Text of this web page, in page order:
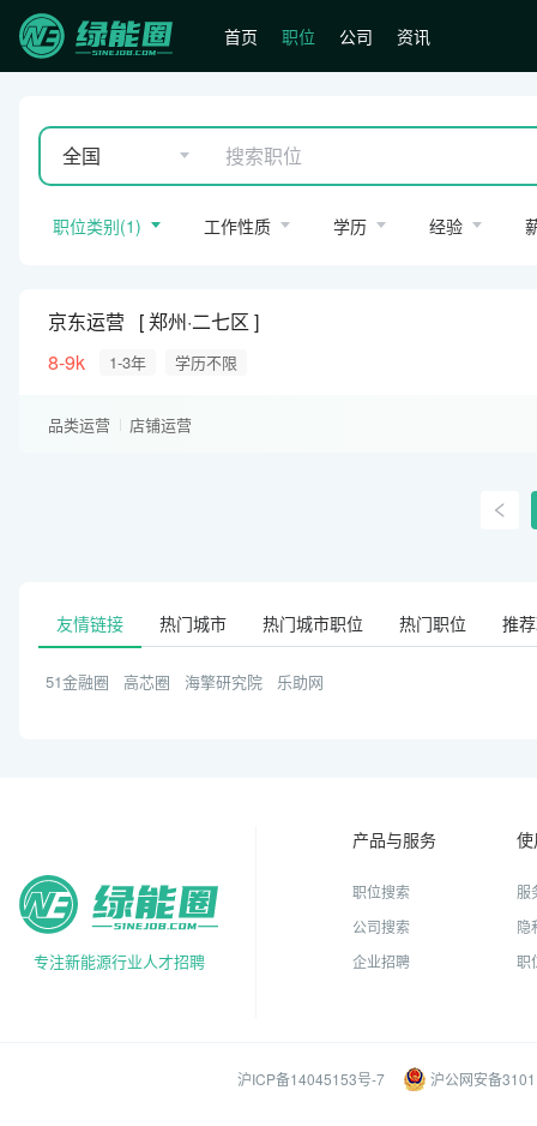
首页 职位 公司 资讯
全国
职位类别(1) 工作性质 学历 经验
京东运营
郑州·二七区
8-9k
1-3年 学历不限
品类运营 店铺运营
友情链接 热门城市 热门城市职位 热门职位 推
51金融圈 高芯圈 海擎研究院 乐助网
专注新能源行业人才招聘
产品与服务
职位搜索
公司搜索
企业招聘
服
隐
职
沪ICP备14045153号-7 沪公网安备